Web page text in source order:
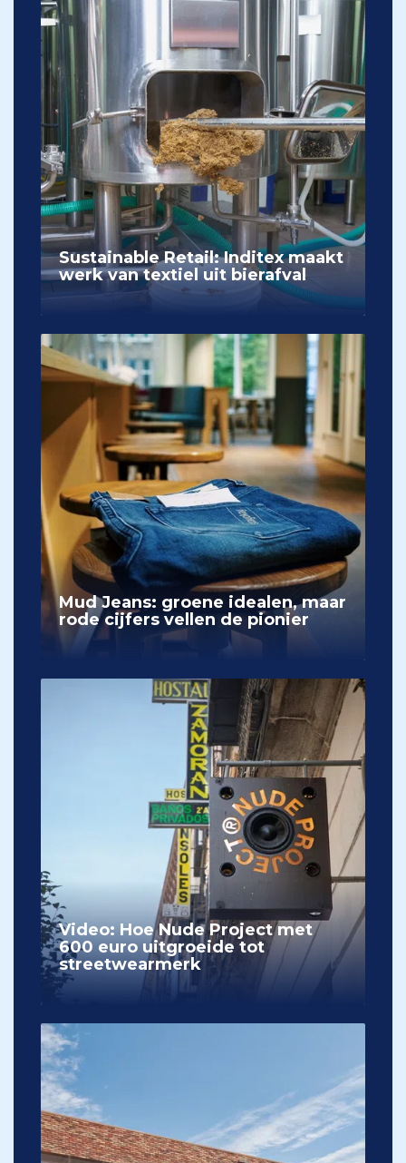
Sustainable Retail: Inditex maakt
werk van textiel uit bierafval
Mud Jeans: groene idealen, maar
rode cijfers vellen de pionier
Video: Hoe Nude Project met
600 euro uitgroeide tot
streetwearmerk